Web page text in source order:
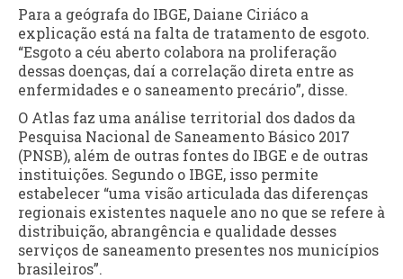
Para a geógrafa do IBGE, Daiane Ciriáco a
explicação está na falta de tratamento de esgoto.
“Esgoto a céu aberto colabora na proliferação
dessas doenças, daí a correlação direta entre as
enfermidades e o saneamento precário”, disse.
O Atlas faz uma análise territorial dos dados da
Pesquisa Nacional de Saneamento Básico 2017
(PNSB), além de outras fontes do IBGE e de outras
instituições. Segundo o IBGE, isso permite
estabelecer “uma visão articulada das diferenças
regionais existentes naquele ano no que se refere à
distribuição, abrangência e qualidade desses
serviços de saneamento presentes nos municípios
brasileiros”.